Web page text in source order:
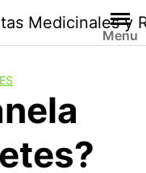
Medicinales y
Menu